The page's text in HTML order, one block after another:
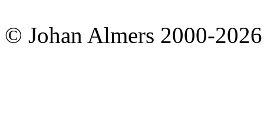
© Johan Almers 2000-2026